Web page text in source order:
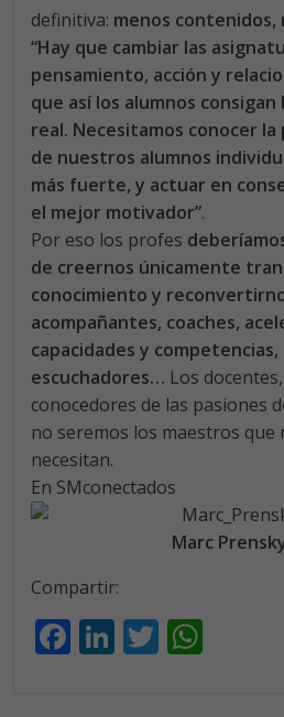
definitiva: menos contenidos,
“Hay que cambiar las
pensamiento, acción y
que así los alumnos
real. Necesitamos conocer la
de nuestros alumnos
más fuerte, y actuar en
el mejor motivador”.
Por eso los profes
de creernos únicamente
conocimiento y
acompañantes, coaches,
capacidades y competencias,
escuchadores… Los
conocedores de las pasiones
no seremos los maestros
necesitan.
En SMconectados
Marc
Compartir:
F Li T